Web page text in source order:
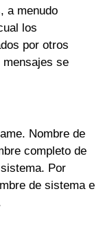
a menudo
los
por otros
se
Nombre de
completo de
Por
de sistema e